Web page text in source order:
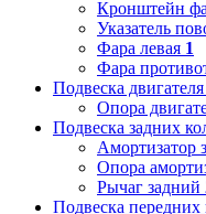
Кронштейн
Указатель
Фара левая 1
Фара
Подвеска
Опора
Подвеска задних
Амортизатор
Опора
Рычаг задний
Подвеска передних